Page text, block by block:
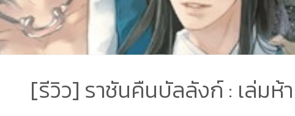
[รีวิว] ราชันคืนบัลลังก์ : เล่มห้า